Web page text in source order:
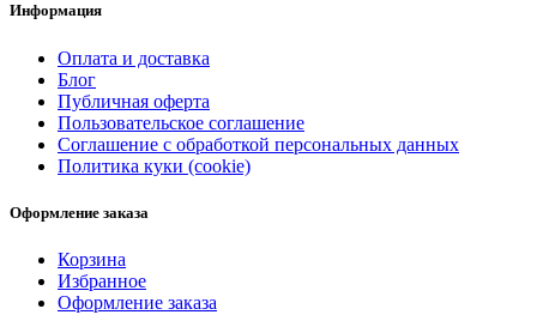
Информация
Оплата и доставка
Блог
Публичная оферта
Пользовательское соглашение
Соглашение с обработкой персональных данных
Политика куки (cookie)
Оформление заказа
Корзина
Избранное
Оформление заказа